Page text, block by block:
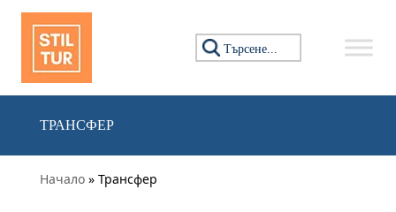
Преминете към съдържанието
Търсене за:
ТРАНСФЕР
Начало » Трансфер